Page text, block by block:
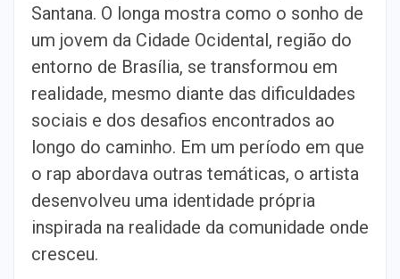
Santana. O longa mostra como o sonho de
um jovem da Cidade Ocidental, região do
entorno de Brasília, se transformou em
realidade, mesmo diante das dificuldades
sociais e dos desafios encontrados ao
longo do caminho. Em um período em que
o rap abordava outras temáticas, o artista
desenvolveu uma identidade própria
inspirada na realidade da comunidade onde
cresceu.